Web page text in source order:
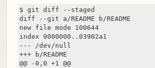
$ git diff --staged
diff --git a/README b/README
new file mode 100644
index 0000000..03902a1
--- /dev/null
+++ b/README
@@ -0,0 +1 @@